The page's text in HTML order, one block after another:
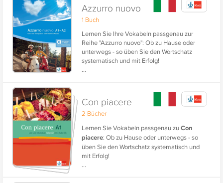
Azzurro nuovo
1 Buch
Lernen Sie Ihre Vokabeln passgenau zur
Reihe "Azzurro nuovo": Ob zu Hause oder
unterwegs - so üben Sie den Wortschatz
systematisch und mit Erfolg!
...
Con piacere
2 Bücher
Lernen Sie Vokabeln passgenau zuCon
piacere: Ob zu Hause oder unterwegs - so
üben Sie den Wortschatz systematisch und
mit Erfolg!
...